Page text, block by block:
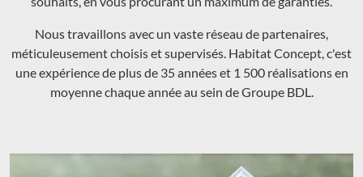
Nous travaillons avec un vaste réseau de partenaires,
méticuleusement choisis et supervisés. Habitat Concept, c'est
une expérience de plus de 35 années et 1 500 réalisations en
moyenne chaque année au sein de Groupe BDL.